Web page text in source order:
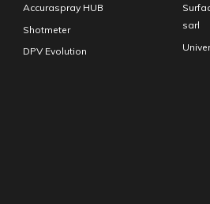
Accuraspray HUB
Shotmeter
DPV Evolution
sarl